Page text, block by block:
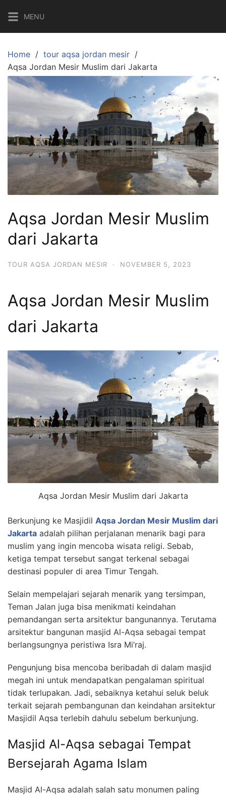
content
MENU
Home
tour aqsa jordan mesir
Aqsa Jordan Mesir Muslim dari Jakarta
Aqsa Jordan Mesir Muslim
dari Jakarta
TOUR AQSA JORDAN MESIR · NOVEMBER 5, 2023
Aqsa Jordan Mesir Muslim
dari Jakarta
Aqsa Jordan Mesir Muslim dari Jakarta
Berkunjung ke Masjidil Aqsa Jordan Mesir Muslim dari
Jakarta adalah pilihan perjalanan menarik bagi para
muslim yang ingin mencoba wisata religi. Sebab,
ketiga tempat tersebut sangat terkenal sebagai
destinasi populer di area Timur Tengah.
Selain mempelajari sejarah menarik yang tersimpan,
Teman Jalan juga bisa menikmati keindahan
pemandangan serta arsitektur bangunannya. Terutama
arsitektur bangunan masjid Al-Aqsa sebagai tempat
berlangsungnya peristiwa Isra Mi’raj.
Pengunjung bisa mencoba beribadah di dalam masjid
megah ini untuk mendapatkan pengalaman spiritual
tidak terlupakan. Jadi, sebaiknya ketahui seluk beluk
terkait sejarah pembangunan dan keindahan arsitektur
Masjidil Aqsa terlebih dahulu sebelum berkunjung.
Masjid Al-Aqsa sebagai Tempat
Bersejarah Agama Islam
Masjid Al-Aqsa adalah salah satu monumen paling